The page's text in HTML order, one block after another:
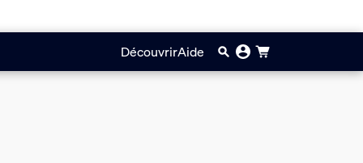
DécouvrirAide